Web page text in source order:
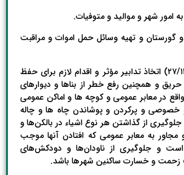
و گورستان و تهیه وسائل حمل اموات و مراقبت
۱۴) (اصلاحی۲۷/۱۱/۱۳۴۵) اتخاذ تدابیر مؤثر و اقدام لازم برای حفظ
و همچنین رفع خطر از بناها و دیوارهای
در معابر عمومی و کوچه ها و اماکن عمومی
خصوصی و پرکردن و پوشاندن چاه ها و چاله
جلوگیری از گذاشتن هر نوع اشیاء در بالکن‌ها و
به معابر عمومی که افتادن آنها موجب
و جلوگیری از ناودان‌ها و دودکش‌های
زحمت و خسارت ساکنین شهرها باشد.